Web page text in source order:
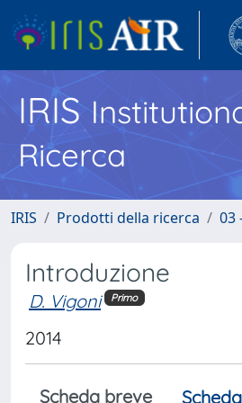
IRIS
Ricerca
IRIS Prodotti della ricerca 03
Introduzione
D. Vigoni Primo
2014
Scheda breve